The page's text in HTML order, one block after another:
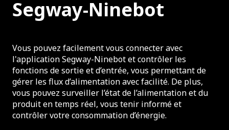
Segway-Ninebot
Vous pouvez facilement vous connecter avec
l'application Segway-Ninebot et contrôler les
fonctions de sortie et d’entrée, vous permettant de
gérer les flux d’alimentation avec facilité. De plus,
vous pouvez surveiller l’état de l’alimentation et du
produit en temps réel, vous tenir informé et
contrôler votre consommation d’énergie.